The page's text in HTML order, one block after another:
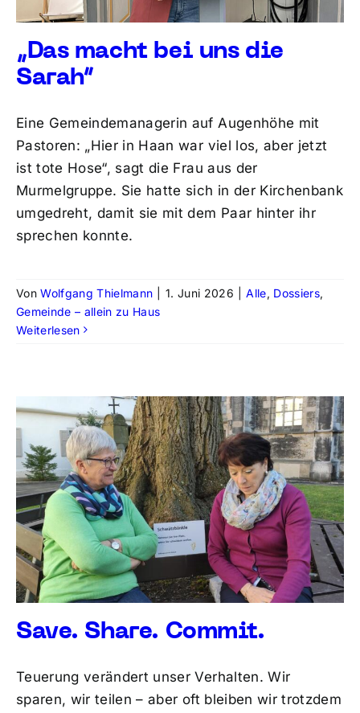
„Das macht bei uns die
Sarah“
Eine Gemeindemanagerin auf Augenhöhe mit
Pastoren: „Hier in Haan war viel los, aber jetzt
ist tote Hose“, sagt die Frau aus der
Murmelgruppe. Sie hatte sich in der Kirchenbank
umgedreht, damit sie mit dem Paar hinter ihr
sprechen konnte.
VonWolfgang Thielmann 1. Juni 2026 Alle, Dossiers,
Gemeinde – allein zu Haus
Weiterlesen
Save. Share. Commit.
Teuerung verändert unser Verhalten. Wir
sparen, wir teilen – aber oft bleiben wir trotzdem